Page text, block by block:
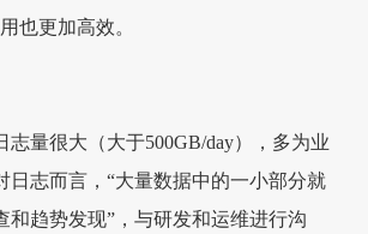
也更加高效。
志量很大（大于500GB/day），多为业
日志而言，“大量数据中的一小部分就
和趋势发现”，与研发和运维进行沟